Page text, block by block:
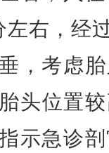
右，经
，考虑
头位置
示急诊